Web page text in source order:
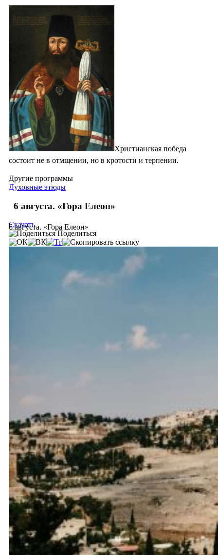
Христианская победа
состоит не в отмщении, но в кротости и терпении.
Другие программы
Духовные этюды
6 августа. «Гора Елеон»
6 августа. «Гора Елеон»
Скачать
Поделиться